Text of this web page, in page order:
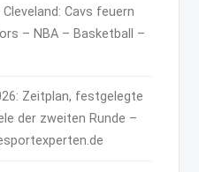
Cleveland: Cavs feuern
– NBA – Basketball –
Zeitplan, festgelegte
der zweiten Runde –